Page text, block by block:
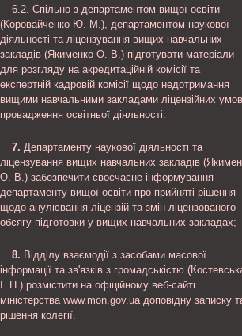
6.2. Спільно з департаментом вищої освіти
(Коровайченко Ю. М.), департаментом наукової
діяльності та ліцензування вищих навчальних
закладів (Якименко О. В.) підготувати матеріали
для розгляду на акредитаційній комісії та
експертній кадровій комісії щодо недотримання
вищими навчальними закладами ліцензійних умов
провадження освітньої діяльності.
7. Департаменту наукової діяльності та
ліцензування вищих навчальних закладів
О. В.) забезпечити своєчасне інформування
департаменту вищої освіти про прийняті рішення
щодо анулювання ліцензій та змін ліцензованого
обсягу підготовки у вищих навчальних закладах;
8. Відділу взаємодії з засобами масової
інформації та зв'язків з громадськістю
І. П.) розмістити на офіційному веб-сайті
міністерства www.mon.gov.ua доповідну записку
рішення колегії.